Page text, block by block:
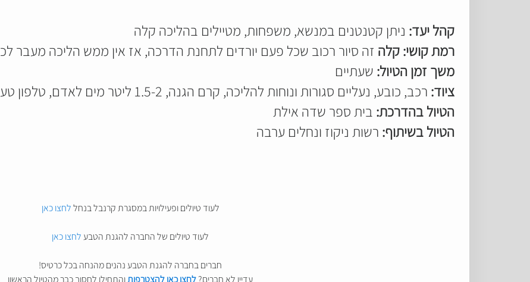
קהל יעד: ניתן קטנטנים במנשא, משפחות, מטיילים בהליכה קלה
רמת קושי: קלה זה סיור רכוב שכל פעם יורדים לתחנת הדרכה, אז אין ממש הליכה מעבר
משך זמן הטיול: שעתיים
ציוד: רכב, כובע, נעליים סגורות ונוחות להליכה, קרם הגנה, 1.5-2 ליטר מים לאדם, טלפון טעון כי אולי יהיה שימוש במהלך הדרכה
הטיול בהדרכת: בית ספר שדה אילת
הטיול בשיתוף: רשות ניקוז ונחלים ערבה
לעוד טיולים ופעילויות במסגרת קרנבל בנחללחצו כאן
לעוד טיולים של החברה להגנת הטבעלחצו כאן
חברים בחברה להגנת הטבע נהנים מהנחה בכל כרטיס!
עדיין לא חברים?לחצו כאן להצטרפותוהתחילו לחסוך כבר מהטיול הראשון